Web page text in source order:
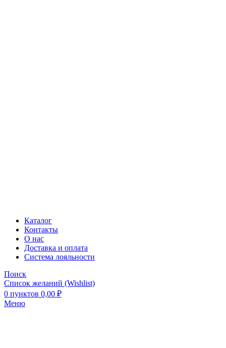
Каталог
Контакты
О нас
Доставка и оплата
Система лояльности
Поиск
Список желаний (Wishlist)
0 пунктов 0,00 ₽
Меню